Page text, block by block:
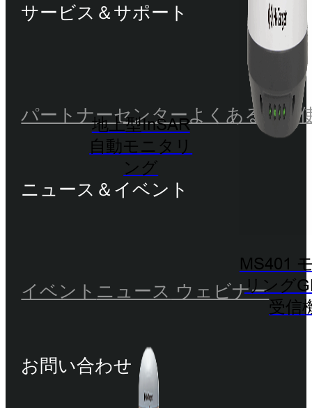
地上型InSAR
自動モニタリ
ング
MS401
リング
受信
サービス＆サポート
パートナーセンターよくある質問
ニュース＆イベント
イベント ニュース ウェビナー
お問い合わせ